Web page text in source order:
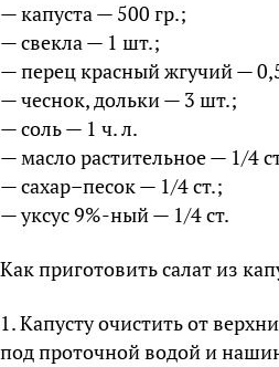
— капуста — 500 гр.;
— свекла — 1 шт.;
— перец красный жгучий —
— чеснок, дольки — 3 шт.;
— соль — 1 ч. л.
— масло растительное — 1/4
— сахар–песок — 1/4 ст.;
— уксус 9%-ный — 1/4 ст.
Как приготовить салат из
1. Капусту очистить от
под проточной водой и